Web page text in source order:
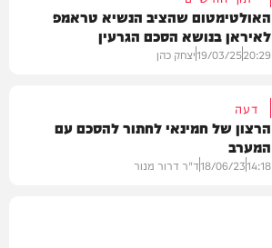
האולטימטום שהציב הנשיא טראמפ
לאיראן בנושא הסכם הגרעין
20:29
19/03/25יצחק כהן
דעה
הרצון של חמינאי לחתור להסכם עם
המערב
14:18
18/06/23ד"ר דרור מנור